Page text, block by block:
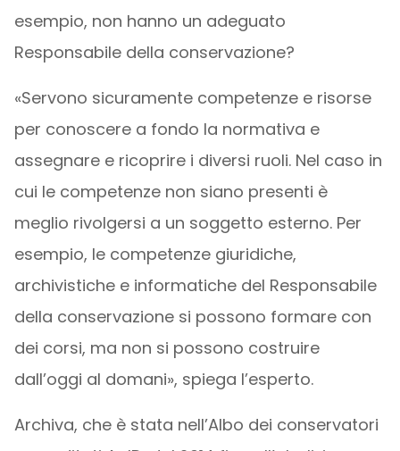
esempio, non hanno un adeguato
Responsabile della conservazione?
«Servono sicuramente competenze e risorse
per conoscere a fondo la normativa e
assegnare e ricoprire i diversi ruoli. Nel caso in
cui le competenze non siano presenti è
meglio rivolgersi a un soggetto esterno. Per
esempio, le competenze giuridiche,
archivistiche e informatiche del Responsabile
della conservazione si possono formare con
dei corsi, ma non si possono costruire
dall’oggi al domani», spiega l’esperto.
Archiva, che è stata nell’Albo dei conservatori